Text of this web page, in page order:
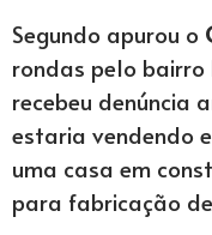
Segundo apurou o
rondas pelo bairro
recebeu denúncia
estaria vendendo
uma casa em
para fabricação